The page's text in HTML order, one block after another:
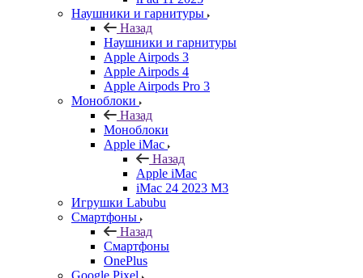
Наушники и гарнитуры
Назад
Наушники и гарнитуры
Apple Airpods 3
Apple Airpods 4
Apple Airpods Pro 3
Моноблоки
Назад
Моноблоки
Apple iMac
Назад
Apple iMac
iMac 24 2023 M3
Игрушки Labubu
Смартфоны
Назад
Смартфоны
OnePlus
Google Pixel